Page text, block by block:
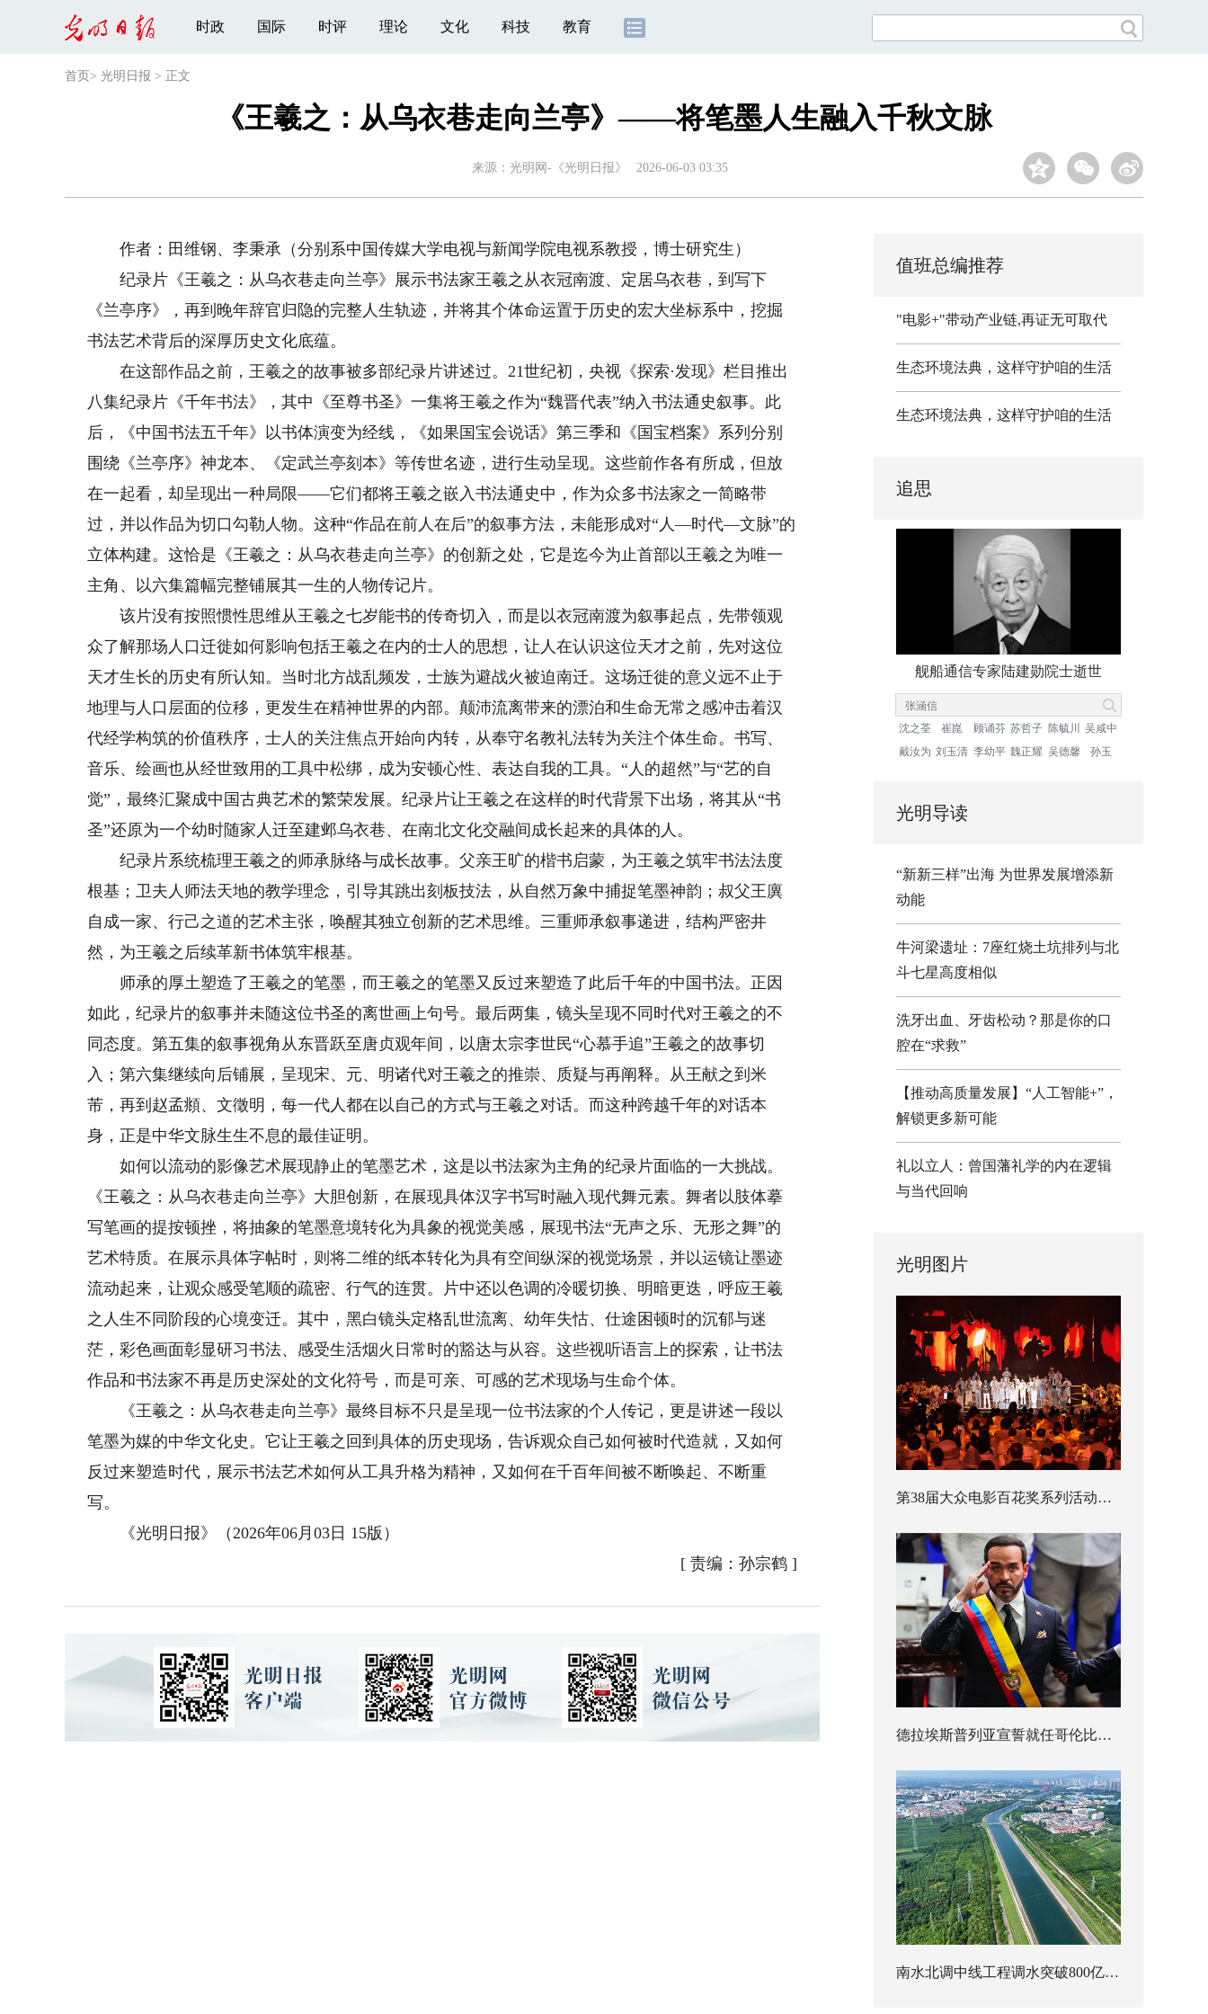
时政 国际 时评 理论 文化 科技 教育
首页 > 光明日报 > 正文
《王羲之：从乌衣巷走向兰亭》——将笔墨人生融入千秋文脉
来源： 光明网-《光明日报》 2026-06-03 03:35
作者：田维钢、李秉承（分别系中国传媒大学电视与新闻学院电视系教授，博士研究生）
纪录片《王羲之：从乌衣巷走向兰亭》展示书法家王羲之从衣冠南渡、定居乌衣巷，到写下
《兰亭序》，再到晚年辞官归隐的完整人生轨迹，并将其个体命运置于历史的宏大坐标系中，挖掘
书法艺术背后的深厚历史文化底蕴。
在这部作品之前，王羲之的故事被多部纪录片讲述过。21世纪初，央视《探索·发现》栏目推出
八集纪录片《千年书法》，其中《至尊书圣》一集将王羲之作为“魏晋代表”纳入书法通史叙事。此
后，《中国书法五千年》以书体演变为经线，《如果国宝会说话》第三季和《国宝档案》系列分别
围绕《兰亭序》神龙本、《定武兰亭刻本》等传世名迹，进行生动呈现。这些前作各有所成，但放
在一起看，却呈现出一种局限——它们都将王羲之嵌入书法通史中，作为众多书法家之一简略带
过，并以作品为切口勾勒人物。这种“作品在前人在后”的叙事方法，未能形成对“人—时代—文脉”的
立体构建。这恰是《王羲之：从乌衣巷走向兰亭》的创新之处，它是迄今为止首部以王羲之为唯一
主角、以六集篇幅完整铺展其一生的人物传记片。
该片没有按照惯性思维从王羲之七岁能书的传奇切入，而是以衣冠南渡为叙事起点，先带领观
众了解那场人口迁徙如何影响包括王羲之在内的士人的思想，让人在认识这位天才之前，先对这位
天才生长的历史有所认知。当时北方战乱频发，士族为避战火被迫南迁。这场迁徙的意义远不止于
地理与人口层面的位移，更发生在精神世界的内部。颠沛流离带来的漂泊和生命无常之感冲击着汉
代经学构筑的价值秩序，士人的关注焦点开始向内转，从奉守名教礼法转为关注个体生命。书写、
音乐、绘画也从经世致用的工具中松绑，成为安顿心性、表达自我的工具。“人的超然”与“艺的自
觉”，最终汇聚成中国古典艺术的繁荣发展。纪录片让王羲之在这样的时代背景下出场，将其从“书
圣”还原为一个幼时随家人迁至建邺乌衣巷、在南北文化交融间成长起来的具体的人。
纪录片系统梳理王羲之的师承脉络与成长故事。父亲王旷的楷书启蒙，为王羲之筑牢书法法度
根基；卫夫人师法天地的教学理念，引导其跳出刻板技法，从自然万象中捕捉笔墨神韵；叔父王廙
自成一家、行己之道的艺术主张，唤醒其独立创新的艺术思维。三重师承叙事递进，结构严密井
然，为王羲之后续革新书体筑牢根基。
师承的厚土塑造了王羲之的笔墨，而王羲之的笔墨又反过来塑造了此后千年的中国书法。正因
如此，纪录片的叙事并未随这位书圣的离世画上句号。最后两集，镜头呈现不同时代对王羲之的不
同态度。第五集的叙事视角从东晋跃至唐贞观年间，以唐太宗李世民“心慕手追”王羲之的故事切
入；第六集继续向后铺展，呈现宋、元、明诸代对王羲之的推崇、质疑与再阐释。从王献之到米
芾，再到赵孟頫、文徵明，每一代人都在以自己的方式与王羲之对话。而这种跨越千年的对话本
身，正是中华文脉生生不息的最佳证明。
如何以流动的影像艺术展现静止的笔墨艺术，这是以书法家为主角的纪录片面临的一大挑战。
《王羲之：从乌衣巷走向兰亭》大胆创新，在展现具体汉字书写时融入现代舞元素。舞者以肢体摹
写笔画的提按顿挫，将抽象的笔墨意境转化为具象的视觉美感，展现书法“无声之乐、无形之舞”的
艺术特质。在展示具体字帖时，则将二维的纸本转化为具有空间纵深的视觉场景，并以运镜让墨迹
流动起来，让观众感受笔顺的疏密、行气的连贯。片中还以色调的冷暖切换、明暗更迭，呼应王羲
之人生不同阶段的心境变迁。其中，黑白镜头定格乱世流离、幼年失怙、仕途困顿时的沉郁与迷
茫，彩色画面彰显研习书法、感受生活烟火日常时的豁达与从容。这些视听语言上的探索，让书法
作品和书法家不再是历史深处的文化符号，而是可亲、可感的艺术现场与生命个体。
《王羲之：从乌衣巷走向兰亭》最终目标不只是呈现一位书法家的个人传记，更是讲述一段以
笔墨为媒的中华文化史。它让王羲之回到具体的历史现场，告诉观众自己如何被时代造就，又如何
反过来塑造时代，展示书法艺术如何从工具升格为精神，又如何在千百年间被不断唤起、不断重
写。
《光明日报》（2026年06月03日 15版）
[ 责编：孙宗鹤]
值班总编推荐
"电影+"带动产业链,再证无可取代
生态环境法典，这样守护咱的生活
生态环境法典，这样守护咱的生活
追思
舰船通信专家陆建勋院士逝世
沈之荃 崔崑 顾诵芬 苏哲子 陈毓川
吴咸中
戴汝为 刘玉清 李幼平 魏正耀 吴德馨 孙玉
光明导读
“新新三样”出海 为世界发展增添新
动能
牛河梁遗址：7座红烧土坑排列与北
斗七星高度相似
洗牙出血、牙齿松动？那是你的口
腔在“求救”
【推动高质量发展】“人工智能+”，
解锁更多新可能
礼以立人：曾国藩礼学的内在逻辑
与当代回响
光明图片
第38届大众电影百花奖系列活动开幕
德拉埃斯普列亚宣誓就任哥伦比亚总统
南水北调中线工程调水突破800亿立方米